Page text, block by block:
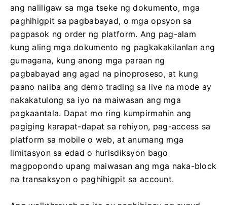
ang naliligaw sa mga tseke ng dokumento, mga
paghihigpit sa pagbabayad, o mga opsyon sa
pagpasok ng order ng platform. Ang pag-alam
kung aling mga dokumento ng pagkakakilanlan ang
gumagana, kung anong mga paraan ng
pagbabayad ang agad na pinoproseso, at kung
paano naiiba ang demo trading sa live na mode ay
nakakatulong sa iyo na maiwasan ang mga
pagkaantala. Dapat mo ring kumpirmahin ang
pagiging karapat-dapat sa rehiyon, pag-access sa
platform sa mobile o web, at anumang mga
limitasyon sa edad o hurisdiksyon bago
magpopondo upang maiwasan ang mga naka-block
na transaksyon o paghihigpit sa account.